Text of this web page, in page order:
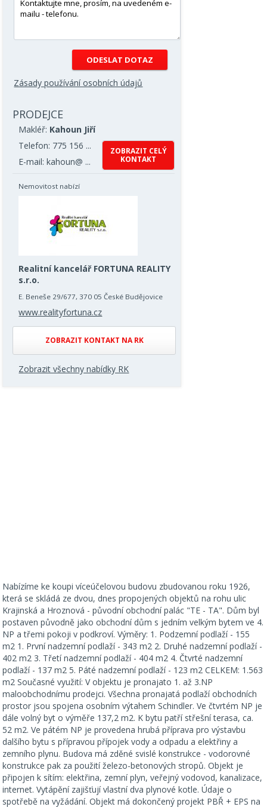
Zásady používání osobních údajů
PRODEJCE
Makléř: Kahoun Jiří
Telefon: 775 156 ...
E-mail: kahoun@ ...
ZOBRAZIT CELÝ
KONTAKT
Nemovitost nabízí
Realitní kancelář FORTUNA REALITY
s.r.o.
E. Beneše 29/677, 370 05 České Budějovice
www.realityfortuna.cz
ZOBRAZIT KONTAKT NA RK
Zobrazit všechny nabídky RK
Nabízíme ke koupi víceúčelovou budovu zbudovanou roku 1926,
která se skládá ze dvou, dnes propojených objektů na rohu ulic
Krajinská a Hroznová - původní obchodní palác "TE - TA". Dům byl
postaven původně jako obchodní dům s jedním velkým bytem ve 4.
NP a třemi pokoji v podkroví. Výměry: 1. Podzemní podlaží - 155
m2 1. První nadzemní podlaží - 343 m2 2. Druhé nadzemní podlaží -
402 m2 3. Třetí nadzemní podlaží - 404 m2 4. Čtvrté nadzemní
podlaží - 137 m2 5. Páté nadzemní podlaží - 123 m2 CELKEM: 1.563
m2 Současné využití: V objektu je pronajato 1. až 3.NP
maloobchodnímu prodejci. Všechna pronajatá podlaží obchodních
prostor jsou spojena osobním výtahem Schindler. Ve čtvrtém NP je
dále volný byt o výměře 137,2 m2. K bytu patří střešní terasa, ca.
52 m2. Ve pátém NP je provedena hrubá příprava pro výstavbu
dalšího bytu s přípravou přípojek vody a odpadu a elektřiny a
zemního plynu. Budova má zděné svislé konstrukce - vodorovné
konstrukce pak za použití železo-betonových stropů. Objekt je
připojen k sítím: elektřina, zemní plyn, veřejný vodovod, kanalizace,
internet. Vytápění zajišťují vlastní dva plynové kotle. Údaje o
spotřebě na vyžádání. Objekt má dokončený projekt PBŘ + EPS na